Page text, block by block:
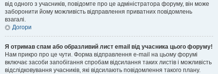
від одного з учасників, повідомте про це адміністратора форуму, він може
заборонити йому можливість відправлення приватних повідомлень
взагалі.
Догори
Я отримав спам або образливий лист email від учасника цього форуму!
Нам прикро про це чути. Форма відправлення e-mail на цьому форумі
включає засоби запобігання спробам відсилання таких листів і можливість
відслідковування учасників, які відсилають повідомлення такого плану.